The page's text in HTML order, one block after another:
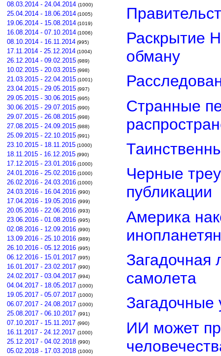
08.03.2014 - 24.04.2014 (1000)
25.04.2014 - 18.06.2014 (1005)
19.06.2014 - 15.08.2014 (1019)
16.08.2014 - 07.10.2014 (1006)
08.10.2014 - 16.11.2014 (995)
17.11.2014 - 25.12.2014 (1004)
26.12.2014 - 09.02.2015 (989)
10.02.2015 - 20.03.2015 (998)
21.03.2015 - 22.04.2015 (1001)
23.04.2015 - 29.05.2015 (997)
29.05.2015 - 30.06.2015 (995)
30.06.2015 - 29.07.2015 (990)
29.07.2015 - 26.08.2015 (998)
27.08.2015 - 24.09.2015 (988)
25.09.2015 - 22.10.2015 (991)
23.10.2015 - 18.11.2015 (1000)
18.11.2015 - 16.12.2015 (990)
17.12.2015 - 23.01.2016 (1000)
24.01.2016 - 25.02.2016 (1000)
26.02.2016 - 24.03.2016 (1000)
24.03.2016 - 16.04.2016 (990)
17.04.2016 - 19.05.2016 (999)
20.05.2016 - 22.06.2016 (993)
23.06.2016 - 01.08.2016 (995)
02.08.2016 - 12.09.2016 (990)
13.09.2016 - 25.10.2016 (989)
26.10.2016 - 05.12.2016 (995)
06.12.2016 - 15.01.2017 (995)
16.01.2017 - 23.02.2017 (990)
24.02.2017 - 03.04.2017 (994)
04.04.2017 - 18.05.2017 (1000)
19.05.2017 - 05.07.2017 (1000)
06.07.2017 - 24.08.2017 (1000)
25.08.2017 - 06.10.2017 (991)
07.10.2017 - 15.11.2017 (990)
16.11.2017 - 24.12.2017 (1000)
25.12.2017 - 04.02.2018 (990)
05.02.2018 - 17.03.2018 (1000)
Раскрытие
обману
Странные
Черные
публикации
Америка
инопланетян
Загадочная
самолета
Загадочные
ИИ может